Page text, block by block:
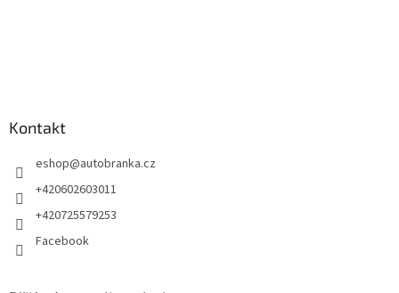
Kontakt
eshop@autobranka.cz
+420602603011
+420725579253
Facebook